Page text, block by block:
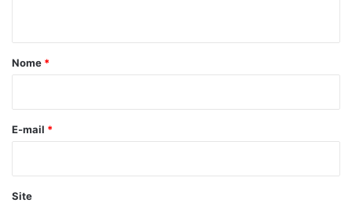
r
*
Nome *
E-mail *
Site